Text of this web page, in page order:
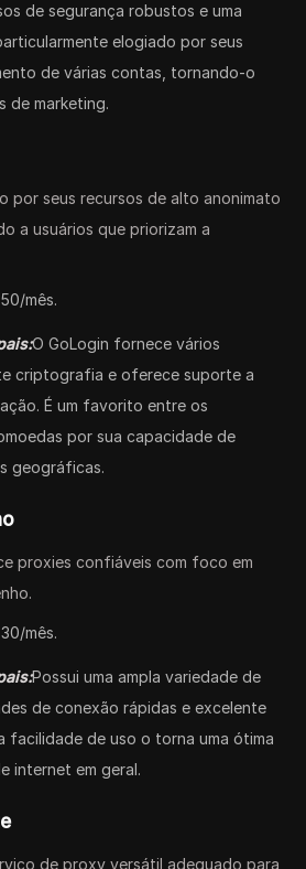
de segurança robustos e uma
elogiado por seus
de várias contas, tornando-o
de marketing.
por seus recursos de alto anonimato
a usuários que priorizam a
mês.
O GoLogin fornece vários
criptografia e oferece suporte a
É um favorito entre os
por sua capacidade de
geográficas.
proxies confiáveis com foco em
mês.
Possui uma ampla variedade de
de conexão rápidas e excelente
facilidade de uso o torna uma ótima
internet em geral.
de proxy versátil adequado para